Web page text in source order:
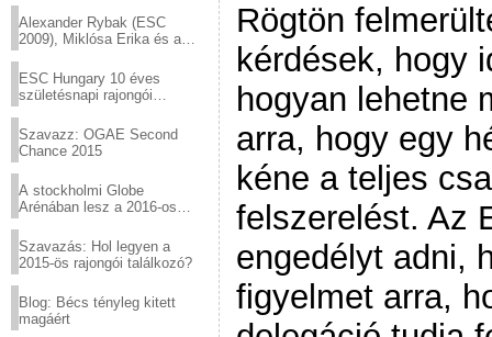
Alexander Rybak (ESC
2009), Miklósa Erika és a
sztárjai a Margitszigeten
ESC Hungary 10 éves
születésnapi rajongói
Szavazz: OGAE Second
Chance 2015
A stockholmi Globe
Arénában lesz a 2016-os
Szavazás: Hol legyen a
2015-ös rajongói találkozó?
Blog: Bécs tényleg kitett
magáért
Rögtön
kérdések, hogy
hogyan lehetne
arra, hogy egy
kéne a teljes
felszerelést. Az
engedélyt adni,
figyelmet arra,